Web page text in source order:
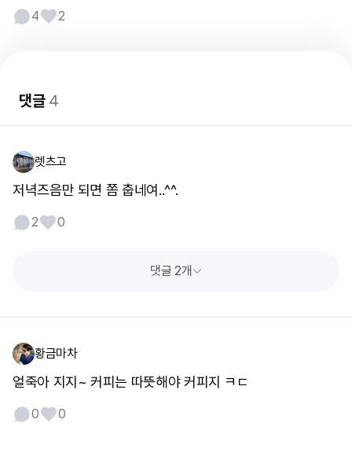
4 2
댓글4
렛츠고
저녁즈음만 되면 쫌 춥네여..^^.
2 0
댓글 2개
황금마차
얼죽아 지지~ 커피는 따뜻해야 커피지 ㅋㄷ
0 0